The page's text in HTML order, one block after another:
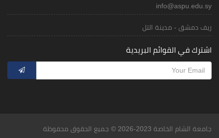
info@aspu.edu.sy
ريف دمشق - مدينة التل
اشترك في القوائم البريدية
جامعة الشام الخاصة 2023-2026 © جميع الحقوق محفوظة